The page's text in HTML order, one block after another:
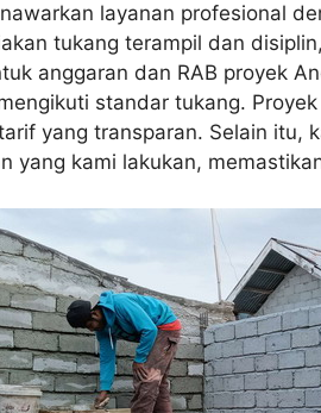
layanan profesional
tukang terampil dan
anggaran dan RAB proyek
standar tukang.
yang transparan. Selain itu,
yang kami lakukan,